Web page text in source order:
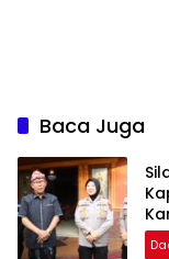
Baca Juga